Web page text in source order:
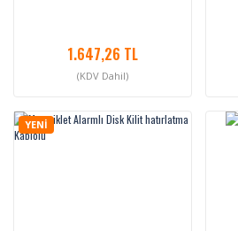
1.647,26 TL
(KDV Dahil)
YENİ